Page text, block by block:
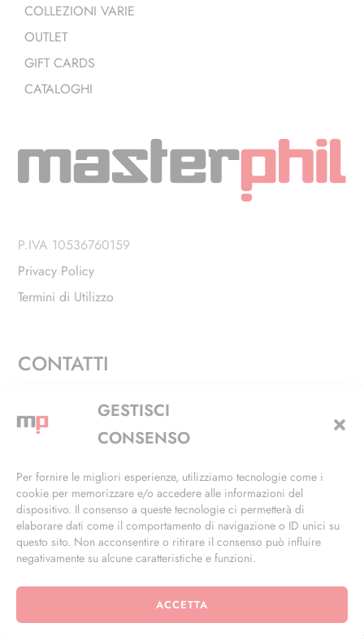
GESTISCI
CONSENSO
Per fornire le migliori esperienze, utilizziamo tecnologie come i
cookie per memorizzare e/o accedere alle informazioni del
dispositivo. Il consenso a queste tecnologie ci permetterà di
elaborare dati come il comportamento di navigazione o ID unici su
questo sito. Non acconsentire o ritirare il consenso può influire
negativamente su alcune caratteristiche e funzioni.
ACCETTA
COLLEZIONI VARIE
OUTLET
GIFT CARDS
CATALOGHI
P.IVA 10536760159
Privacy Policy
Termini di Utilizzo
CONTATTI
Via Alfieri, 27 - Trezzano Sul Naviglio (MI)
+39 02 4846 3155
info@masterphil.it